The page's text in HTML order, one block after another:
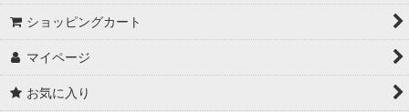
ショッピングカート
マイページ
お気に入り